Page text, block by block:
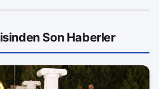
Son Haberler